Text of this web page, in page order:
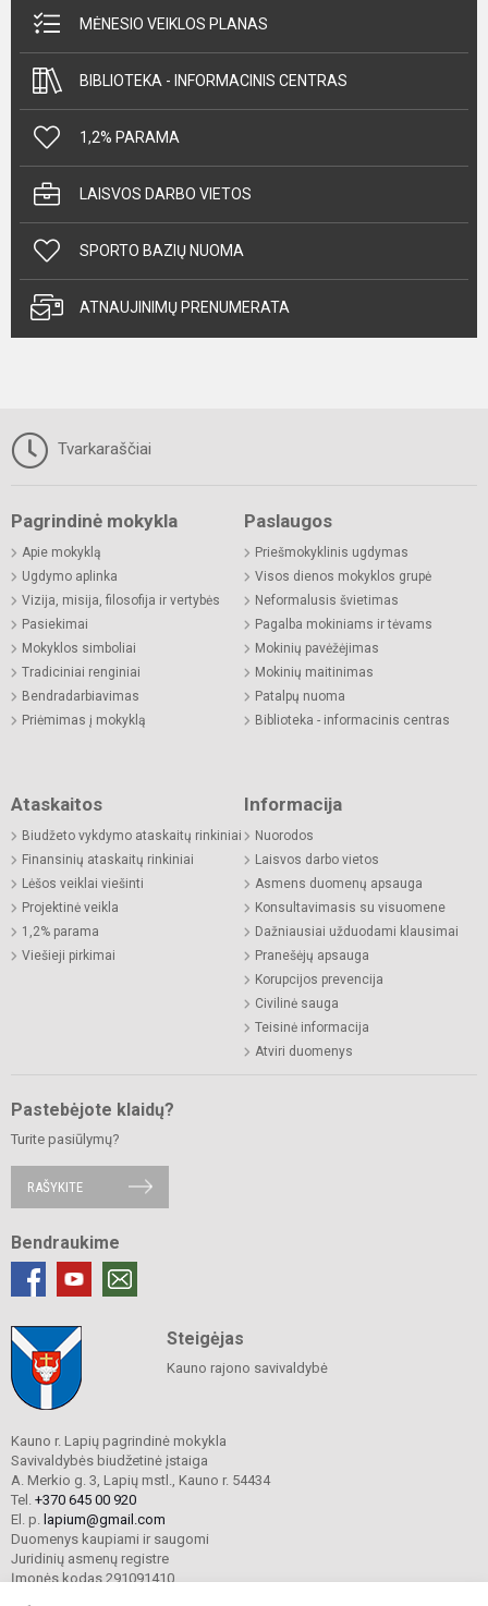
MĖNESIO VEIKLOS PLANAS
BIBLIOTEKA - INFORMACINIS CENTRAS
1,2% PARAMA
LAISVOS DARBO VIETOS
SPORTO BAZIŲ NUOMA
ATNAUJINIMŲ PRENUMERATA
Tvarkaraščiai
Pagrindinė mokykla
Apie mokyklą
Ugdymo aplinka
Vizija, misija, filosofija ir vertybės
Pasiekimai
Mokyklos simboliai
Tradiciniai renginiai
Bendradarbiavimas
Priėmimas į mokyklą
Paslaugos
Priešmokyklinis ugdymas
Visos dienos mokyklos grupė
Neformalusis švietimas
Pagalba mokiniams ir tėvams
Mokinių pavėžėjimas
Mokinių maitinimas
Patalpų nuoma
Biblioteka - informacinis centras
Ataskaitos
Biudžeto vykdymo ataskaitų rinkiniai
Finansinių ataskaitų rinkiniai
Lėšos veiklai viešinti
Projektinė veikla
1,2% parama
Viešieji pirkimai
Informacija
Nuorodos
Laisvos darbo vietos
Asmens duomenų apsauga
Konsultavimasis su visuomene
Dažniausiai užduodami klausimai
Pranešėjų apsauga
Korupcijos prevencija
Civilinė sauga
Teisinė informacija
Atviri duomenys
Pastebėjote klaidų?
Turite pasiūlymų?
RAŠYKITE
Bendraukime
Steigėjas
Kauno rajono savivaldybė
Kauno r. Lapių pagrindinė mokykla
Savivaldybės biudžetinė įstaiga
A. Merkio g. 3, Lapių mstl., Kauno r. 54434
Tel. +370 645 00 920
El. p. lapium@gmail.com
Duomenys kaupiami ir saugomi
Juridinių asmenų registre
Įmonės kodas 291091410